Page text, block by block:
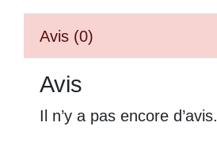
Avis (0)
Avis
Il n’y a pas encore d’avis.